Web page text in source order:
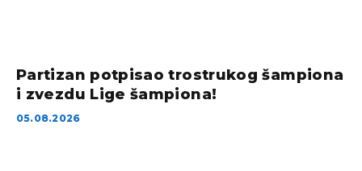
Partizan potpisao trostrukog šampiona
i zvezdu Lige šampiona!
05.08.2026